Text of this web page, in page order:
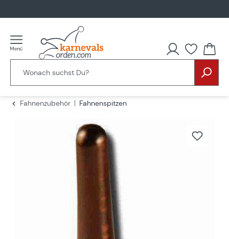
Fahnenzubehör
Fahnenspitzen